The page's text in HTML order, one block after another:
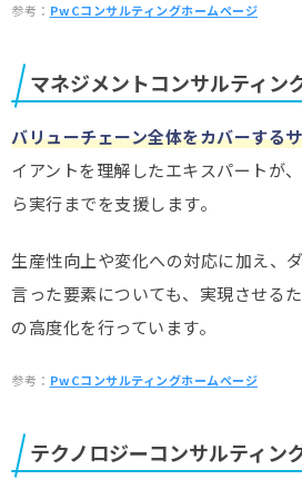
参考： PwCコンサルティングホームページ
マネジメントコンサルティン
バリューチェーン全体をカバーする
イアントを理解したエキスパートが
ら実行までを支援します。
生産性向上や変化への対応に加え、
言った要素についても、実現させる
の高度化を行っています。
参考： PwCコンサルティングホームページ
テクノロジーコンサルティン